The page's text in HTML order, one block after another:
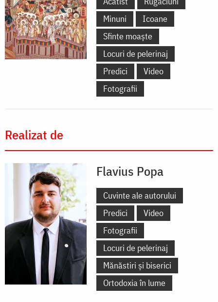
Minuni
Icoane
Sfinte moaște
Locuri de pelerinaj
Predici
Video
Fotografii
Realizat de
Flavius Popa
Cuvinte ale autorului
Predici
Video
Fotografii
Locuri de pelerinaj
Mănăstiri și biserici
Ortodoxia în lume